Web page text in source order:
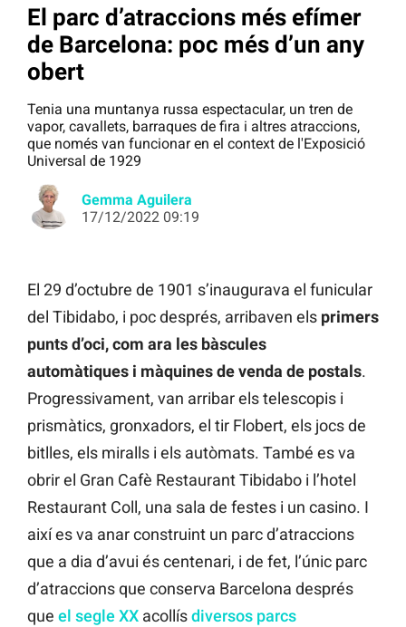
El parc d’atraccions més efímer
de Barcelona: poc més d’un any
obert
Tenia una muntanya russa espectacular, un tren de
vapor, cavallets, barraques de fira i altres atraccions,
que només van funcionar en el context de l'Exposició
Universal de 1929
Gemma Aguilera
17/12/2022 09:19
El 29 d’octubre de 1901 s’inaugurava el funicular
del Tibidabo, i poc després, arribaven els primers
punts d’oci, com ara les bàscules
automàtiques i màquines de venda de postals.
Progressivament, van arribar els telescopis i
prismàtics, gronxadors, el tir Flobert, els jocs de
bitlles, els miralls i els autòmats. També es va
obrir el Gran Cafè Restaurant Tibidabo i l’hotel
Restaurant Coll, una sala de festes i un casino. I
així es va anar construint un parc d’atraccions
que a dia d’avui és centenari, i de fet, l’únic parc
d’atraccions que conserva Barcelona després
que el segle XX acollísdiversos parcs